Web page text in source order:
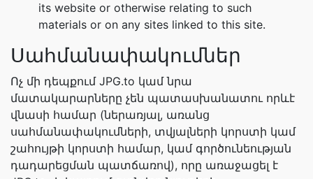
its website or otherwise relating to such
materials or on any sites linked to this site.
Սահմանափակումներ
Ոչ մի դեպքում JPG.to կամ նրա
մատակարարները չեն պատասխանատու որևէ
վնասի համար (ներառյալ, առանց
սահմանափակումների, տվյալների կորստի կամ
շահույթի կորստի համար, կամ գործունեության
դադարեցման պատճառով), որը առաջացել է